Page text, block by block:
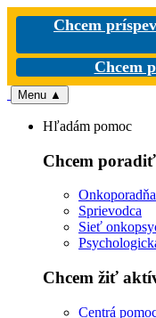
Chcem
Chcem
Menu ▲
Hľadám pomoc
Chcem
Onkoporadňa
Sprievodca
Sieť
Chcem žiť
Centrá